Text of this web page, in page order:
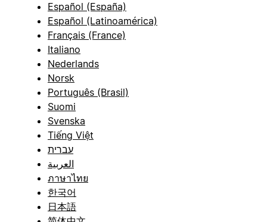
Español (España)
Español (Latinoamérica)
Français (France)
Italiano
Nederlands
Norsk
Português (Brasil)
Suomi
Svenska
Tiếng Việt
עברית
العربية
ภาษาไทย
한국어
日本語